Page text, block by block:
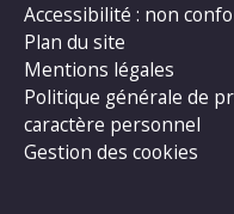
Accessibilité : non
Plan du site
Mentions légales
Politique générale de
caractère personnel
Gestion des cookies